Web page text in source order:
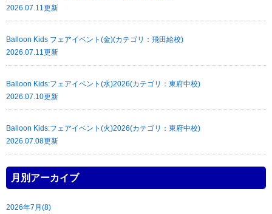
2026.07.11更新
Balloon Kids フェアイベント(金)(カテゴリ：飛田給校)
2026.07.11更新
Balloon Kids:フェアイベント(水)2026(カテゴリ：東府中校)
2026.07.10更新
Balloon Kids:フェアイベント(火)2026(カテゴリ：東府中校)
2026.07.08更新
月別アーカイブ
2026年7月(8)